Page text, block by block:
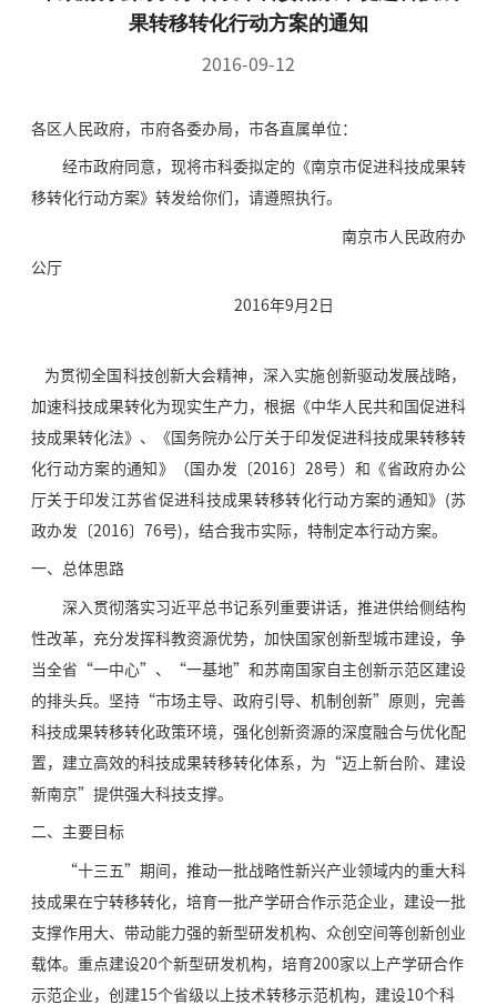
果转移转化行动方案的通知
2016-09-12
各区人民政府，市府各委办局，市各直属单位：
经市政府同意，现将市科委拟定的《南京市促进科技成果转
移转化行动方案》转发给你们，请遵照执行。
南京市人民政府办
公厅
2016年9月2日
为贯彻全国科技创新大会精神，深入实施创新驱动发展战略，
加速科技成果转化为现实生产力，根据《中华人民共和国促进科
技成果转化法》、《国务院办公厅关于印发促进科技成果转移转
化行动方案的通知》（国办发〔2016〕28号）和《省政府办公
厅关于印发江苏省促进科技成果转移转化行动方案的通知》(苏
政办发〔2016〕76号)，结合我市实际，特制定本行动方案。
一、总体思路
深入贯彻落实习近平总书记系列重要讲话，推进供给侧结构
性改革，充分发挥科教资源优势，加快国家创新型城市建设，争
当全省“一中心”、“一基地”和苏南国家自主创新示范区建设
的排头兵。坚持“市场主导、政府引导、机制创新”原则，完善
科技成果转移转化政策环境，强化创新资源的深度融合与优化配
置，建立高效的科技成果转移转化体系，为“迈上新台阶、建设
新南京”提供强大科技支撑。
二、主要目标
“十三五”期间，推动一批战略性新兴产业领域内的重大科
技成果在宁转移转化，培育一批产学研合作示范企业，建设一批
支撑作用大、带动能力强的新型研发机构、众创空间等创新创业
载体。重点建设20个新型研发机构，培育200家以上产学研合作
示范企业，创建15个省级以上技术转移示范机构，建设10个科